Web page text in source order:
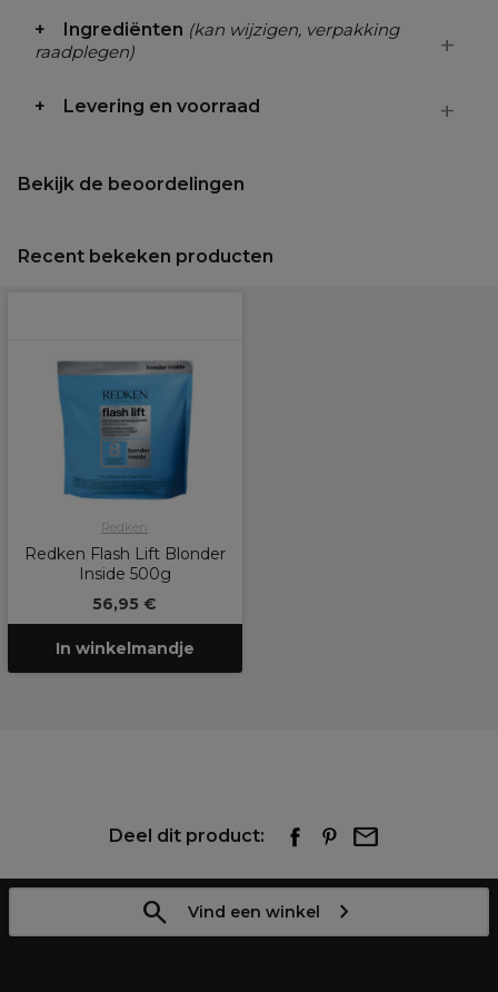
Ingrediënten (kan wijzigen, verpakking
raadplegen)
Levering en voorraad
Bekijk de beoordelingen
Recent bekeken producten
Redken
Redken Flash Lift Blonder
Inside 500g
56,95 €
In winkelmandje
Deel dit product:
Vind een winkel